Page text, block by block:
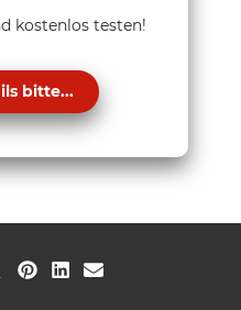
kostenlos testen!
bitte...